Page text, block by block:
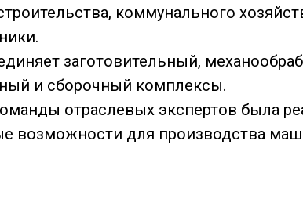
коммунального
заготовительный,
и сборочный комплексы.
отраслевых экспертов была
возможности для производства